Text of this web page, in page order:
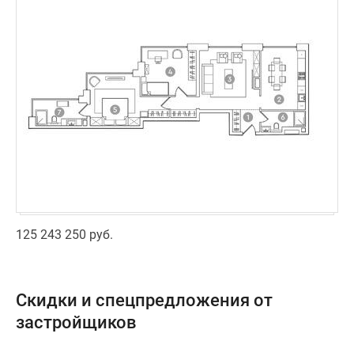
125 243 250 руб.
Скидки и спецпредложения от
застройщиков